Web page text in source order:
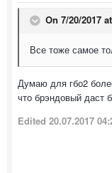
On 7/20/2017
Все тоже самое
Думаю для гбо2
что брэндовый даст
Edited 20.07.2017